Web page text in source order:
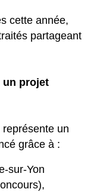
cette année,
partageant
un projet
un
grâce à :
sur-Yon